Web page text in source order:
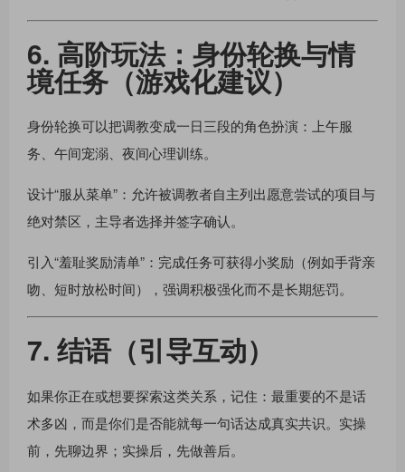
6. 高阶玩法：身份轮换与情
境任务（游戏化建议）
身份轮换可以把调教变成一日三段的角色扮演：上午服
务、午间宠溺、夜间心理训练。
设计“服从菜单”：允许被调教者自主列出愿意尝试的项目与
绝对禁区，主导者选择并签字确认。
引入“羞耻奖励清单”：完成任务可获得小奖励（例如手背亲
吻、短时放松时间），强调积极强化而不是长期惩罚。
7. 结语（引导互动）
如果你正在或想要探索这类关系，记住：最重要的不是话
术多凶，而是你们是否能就每一句话达成真实共识。实操
前，先聊边界；实操后，先做善后。